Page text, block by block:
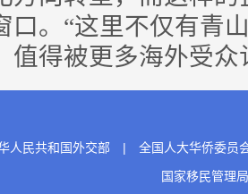
口。“这里不仅有青
值得被更多海外受
人民共和国外交部 |
全国人大华侨委员
国家移民管理局